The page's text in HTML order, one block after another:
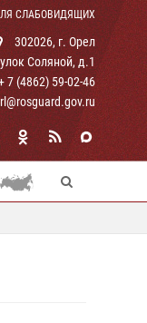
СЛАБОВИДЯЩИХ
302026, г. Орел
Соляной, д.1
7 (4862) 59-02-46